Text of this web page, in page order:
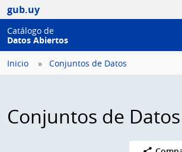
gub.uy
Catálogo de
Datos Abiertos
Inicio Conjuntos de Datos
Conjuntos de Datos